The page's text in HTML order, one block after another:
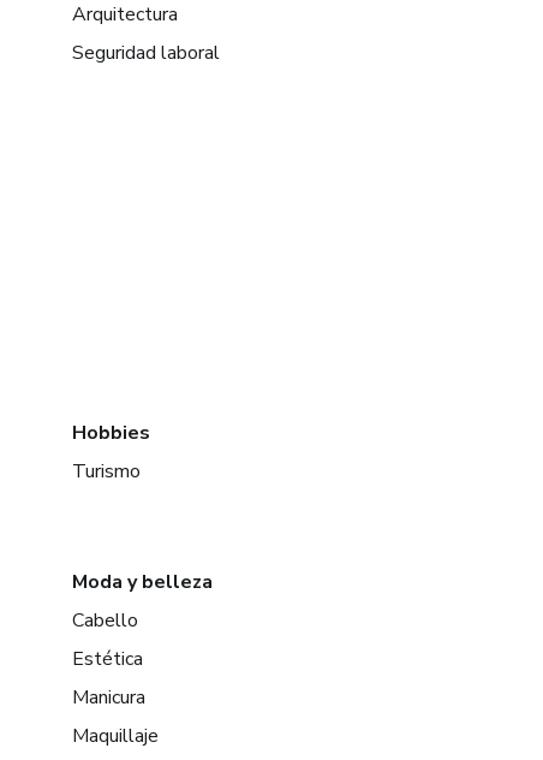
Arquitectura
Seguridad laboral
Hobbies
Turismo
Moda y belleza
Cabello
Estética
Manicura
Maquillaje